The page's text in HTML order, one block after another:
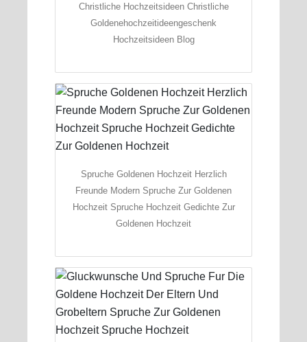
Christliche Hochzeitsideen Christliche
Goldenehochzeitideengeschenk
Hochzeitsideen Blog
Spruche Goldenen Hochzeit Herzlich
Freunde Modern Spruche Zur Goldenen
Hochzeit Spruche Hochzeit Gedichte Zur
Goldenen Hochzeit